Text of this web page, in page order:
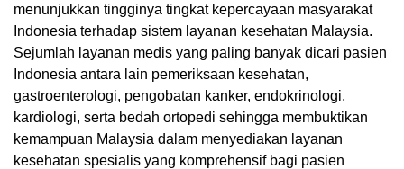
menunjukkan tingginya tingkat kepercayaan masyarakat
Indonesia terhadap sistem layanan kesehatan Malaysia.
Sejumlah layanan medis yang paling banyak dicari pasien
Indonesia antara lain pemeriksaan kesehatan,
gastroenterologi, pengobatan kanker, endokrinologi,
kardiologi, serta bedah ortopedi sehingga membuktikan
kemampuan Malaysia dalam menyediakan layanan
kesehatan spesialis yang komprehensif bagi pasien